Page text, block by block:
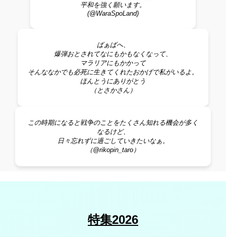
平和を強く願います。
(@WaraSpoLand)
ばぁばへ、
爆弾おとされてなにもかもなくなって、
マラリアにもかかって
そんななかでも必死に生きてくれたおかげで私がいるよ。
ほんとうにありがとう
（とさかさん）
この時期になると戦争のことをたくさん知れる機会が多く
なるけど、
日々忘れずに過ごしていきたいなぁ。
（@rikopin_taro）
特集2026